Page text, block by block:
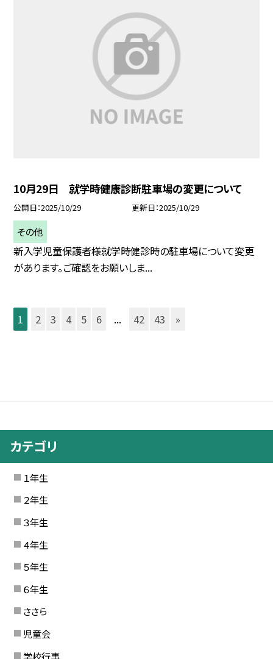
10月29日 就学時健康診断駐車場の変更について
公開日 2025/10/29 更新日 2025/10/29
その他
新入学児童保護者様就学時健診時の駐車場について変更
があります。ご確認をお願いしま...
1 2 3 4 5 6 ... 42 43 »
カテゴリ
１年生
２年生
３年生
４年生
５年生
６年生
ささら
児童会
学校行事